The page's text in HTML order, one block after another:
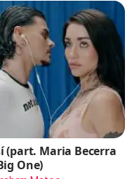
(part. Maria Becerra
One)